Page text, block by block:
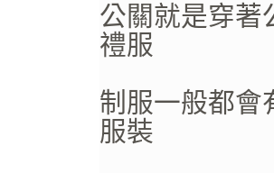
公關就是穿著
禮服
制服一般都會
服裝